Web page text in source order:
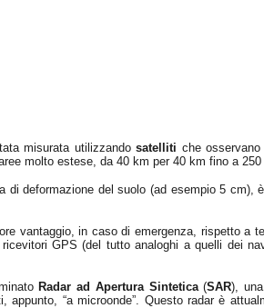
misurata utilizzandosatelliti che
molto estese, da 40 km per 40 km fino a
deformazione del suolo (ad esempio 5
vantaggio, in caso di emergenza, rispetto a
GPS (del tutto analoghi a quelli dei
Radar ad Apertura Sintetica(SAR),
“a microonde”. Questo radar è